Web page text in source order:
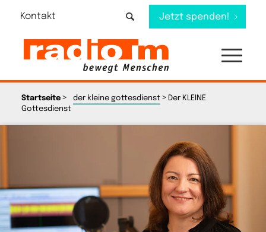
Kontakt Jetzt spenden!
Startseite> der kleine gottesdienst> Der KLEINE
Gottesdienst